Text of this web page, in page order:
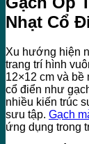
Nhạt Cổ
Xu hướng hiện
trang trí hình
12×12 cm và
cổ điển như
nhiều kiến trúc
sưu tập. Gạch
ứng dụng trong